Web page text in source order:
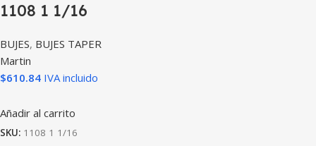
1108 1 1/16
BUJES, BUJES TAPER
Martin
$610.84 IVA incluido
Añadir al carrito
SKU: 1108 1 1/16